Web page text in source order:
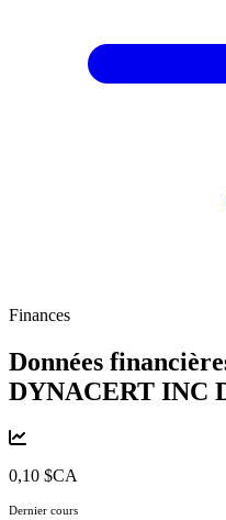
Finances
Données
DYNACERT INC
0,10 $CA
Dernier cours